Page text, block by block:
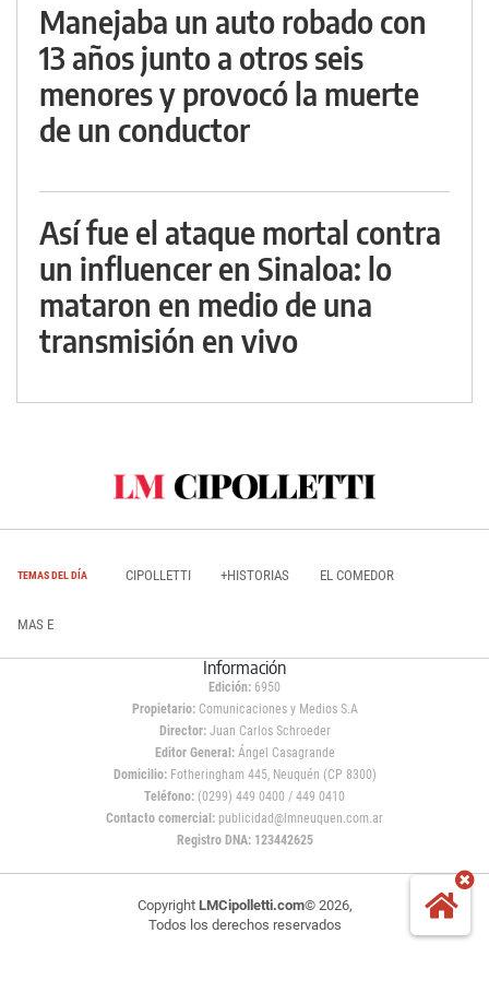
Manejaba un auto robado con
13 años junto a otros seis
menores y provocó la muerte
de un conductor
Así fue el ataque mortal contra
un influencer en Sinaloa: lo
mataron en medio de una
transmisión en vivo
TEMAS DEL DÍA CIPOLLETTI +HISTORIAS EL COMEDOR
MAS E
Información
Edición: 6950
Propietario:Comunicaciones y Medios S.A
Director: Juan Carlos Schroeder
Editor General:Ángel Casagrande
Domicilio:Fotheringham 445, Neuquén (CP 8300)
Teléfono: (0299) 449 0400 / 449 0410
Contacto comercial: publicidad@lmneuquen.com.ar
Registro DNA: 123442625
Copyright LMCipolletti.com© 2026,
Todos los derechos reservados